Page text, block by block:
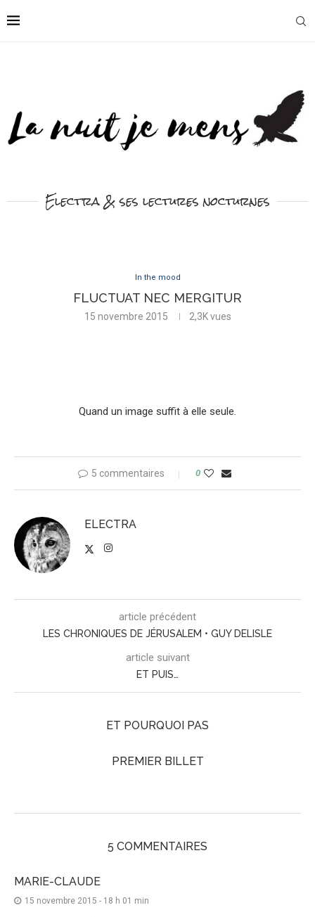
Electra & ses lectures nocturnes
In the mood
FLUCTUAT NEC MERGITUR
15 novembre 2015 2,3Kvues
Quand un image suffit à elle seule.
5 commentaires 0
ELECTRA
article précédent
LES CHRONIQUES DE JÉRUSALEM • GUY DELISLE
article suivant
ET PUIS…
ET POURQUOI PAS
PREMIER BILLET
5 COMMENTAIRES
MARIE-CLAUDE
15 novembre 2015 - 18 h 01 min